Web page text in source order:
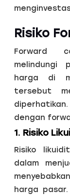
Risiko
Forward
melindungi
harga di
tersebut
dengan
1. Risiko
Risiko
dalam
harga